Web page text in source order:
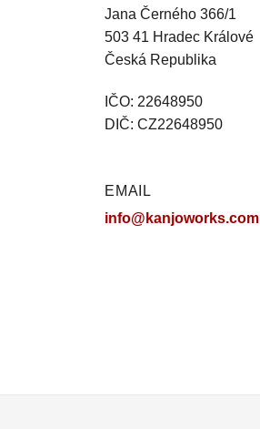
Jana Černého 366/1
503 41 Hradec Králové
Česká Republika
IČO: 22648950
DIČ: CZ22648950
EMAIL
info@kanjoworks.com